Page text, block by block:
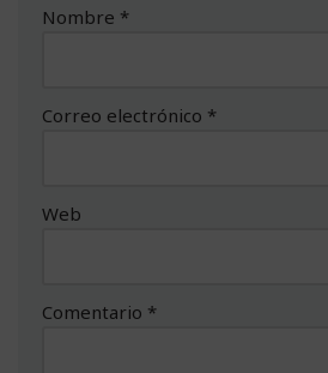
Nombre *
Correo electrónico *
Web
Comentario *